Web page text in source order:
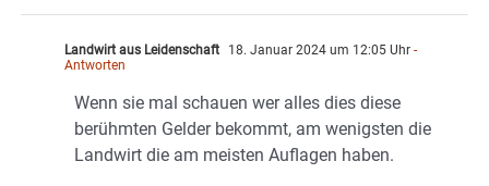
Landwirt aus Leidenschaft 18. Januar 2024 um 12:05 Uhr -
Antworten
Wenn sie mal schauen wer alles dies diese
berühmten Gelder bekommt, am wenigsten die
Landwirt die am meisten Auflagen haben.